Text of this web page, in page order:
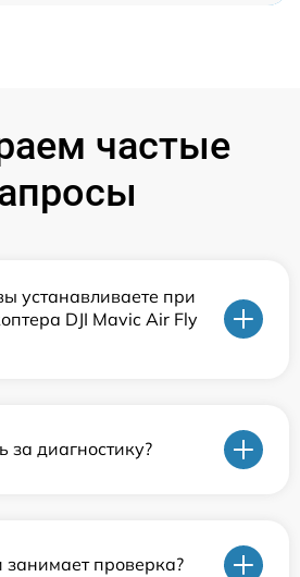
частые
устанавливаете при
DJI Mavic Air Fly
за диагностику?
проверка?